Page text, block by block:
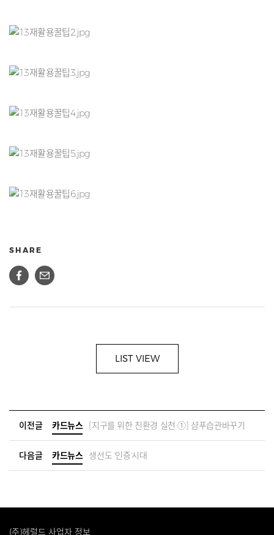
SHARE
LIST VIEW
이전글 카드뉴스 [지구를 위한 친환경 실천 ①] 샴푸습관바꾸기
다음글 카드뉴스 생선도 '인증'시대
(주)헤럴드 사업자 정보